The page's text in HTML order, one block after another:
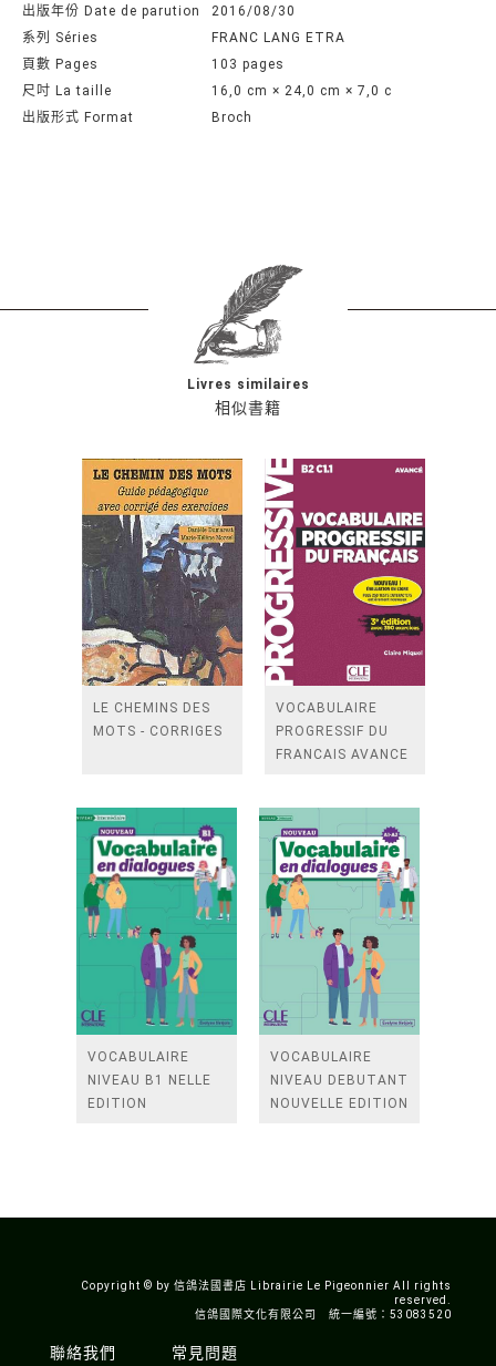
出版年份 Date de parution
2016/08/30
系列 Séries
FRANC LANG ETRA
頁數 Pages
103 pages
尺吋 La taille
16,0 cm × 24,0 cm × 7,0 c
出版形式 Format
Broch
相似書籍
Livres similaires
LE CHEMINS DES
MOTS - CORRIGES
VOCABULAIRE
PROGRESSIF DU
FRANCAIS AVANCE
VOCABULAIRE
NIVEAU B1 NELLE
EDITION
VOCABULAIRE
NIVEAU DEBUTANT
NOUVELLE EDITION
Copyright © by 信鴿法國書店 Librairie Le Pigeonnier All rights
reserved.
信鴿國際文化有限公司 統一編號：53083520
聯絡我們 常見問題